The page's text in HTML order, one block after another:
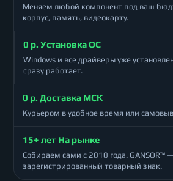
Меняем любой компонент под ваш
корпус, память, видеокарту.
0 р. Установка ОС
Windows и все драйверы уже
сразу работает.
0 р. Доставка МСК
Курьером в удобное время или
15+ лет На рынке
Собираем сами с 2010 года. GANSOR™ —
зарегистрированный товарный знак.